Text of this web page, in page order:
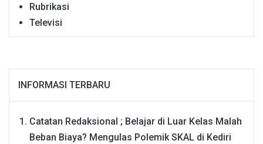
Rubrikasi
Televisi
INFORMASI TERBARU
Catatan Redaksional ; Belajar di Luar Kelas Malah
Beban Biaya? Mengulas Polemik SKAL di Kediri